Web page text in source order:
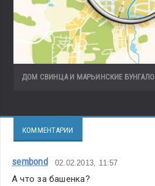
ДОМ СВИНЦА И МАРЬИНСКИЕ БУНГАЛО
КОММЕНТАРИИ
sembond 02.02.2013, 11:57
А что за башенка?